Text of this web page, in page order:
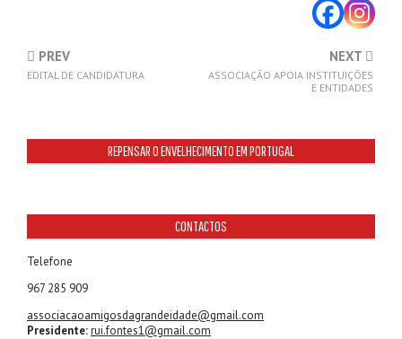
PREV
EDITAL DE CANDIDATURA
NEXT
ASSOCIAÇÃO APOIA INSTITUIÇÕES
E ENTIDADES
REPENSAR O ENVELHECIMENTO EM PORTUGAL
CONTACTOS
Telefone
967 285 909
associacaoamigosdagrandeidade@gmail.com
Presidente:rui.fontes1@gmail.com